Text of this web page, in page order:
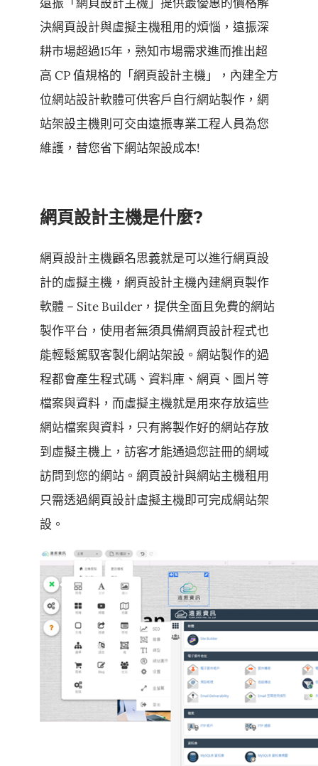
決網頁設計與虛擬主機租用的煩惱，遠振深
耕市場超過15年，熟知市場需求進而推出超
高 CP 值規格的「網頁設計主機」，內建全方
位網站設計軟體可供客戶自行網站製作，網
站架設主機則可交由遠振專業工程人員為您
維護，替您省下網站架設成本!
網頁設計主機是什麼?
網頁設計主機顧名思義就是可以進行網頁設
計的虛擬主機，網頁設計主機內建網頁製作
軟體 – Site Builder，提供全面且免費的網站
製作平台，使用者無須具備網頁設計程式也
能輕鬆駕馭客製化網站架設。網站製作的過
程都會產生程式碼、資料庫、網頁、圖片等
檔案與資料，而虛擬主機就是用來存放這些
網站檔案與資料，只有將製作好的網站存放
到虛擬主機上，訪客才能通過您註冊的網域
訪問到您的網站。網頁設計與網站主機租用
只需透過網頁設計虛擬主機即可完成網站架
設。